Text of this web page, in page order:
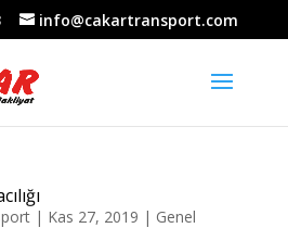
info@cakartransport.com
| Kas 27, 2019 | Genel